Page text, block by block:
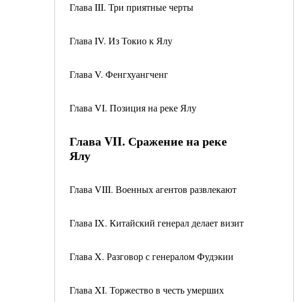
Глава III. Три приятные черты
Глава IV. Из Токио к Ялу
Глава V. Фенгхуангченг
Глава VI. Позиция на реке Ялу
Глава VII. Сражение на реке
Ялу
Глава VIII. Военных агентов развлекают
Глава IX. Китайский генерал делает визит
Глава X. Разговор с генералом Фудэкии
Глава XI. Торжество в честь умерших